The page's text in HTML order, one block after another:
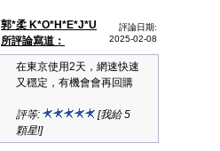
郭*柔 K*O*H*E*J*U
所評論寫道：
評論日期:
2025-02-08
在東京使用2天，網速快速
又穩定，有機會會再回購
評等:
[我給 5
顆星!]